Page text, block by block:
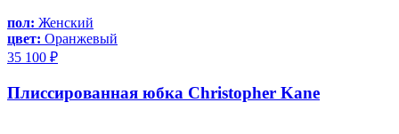
пол: Женский
цвет: Оранжевый
35 100 ₽
Плиссированная юбка Christopher Kane